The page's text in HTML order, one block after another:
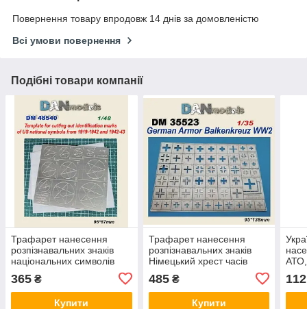
Повернення товару впродовж 14 днів за домовленістю
Всі умови повернення
Подібні товари компанії
Трафарет нанесення
розпізнавальних знаків
національних символів
1/48 DANMODELS DM
48540
365 ₴
Купити
Трафарет нанесення
розпізнавальних знаків
Німецький хрест часів
Другої світової війни. 1/35
DANMODELS DM 35523
485₴
Купити
АТО,
112